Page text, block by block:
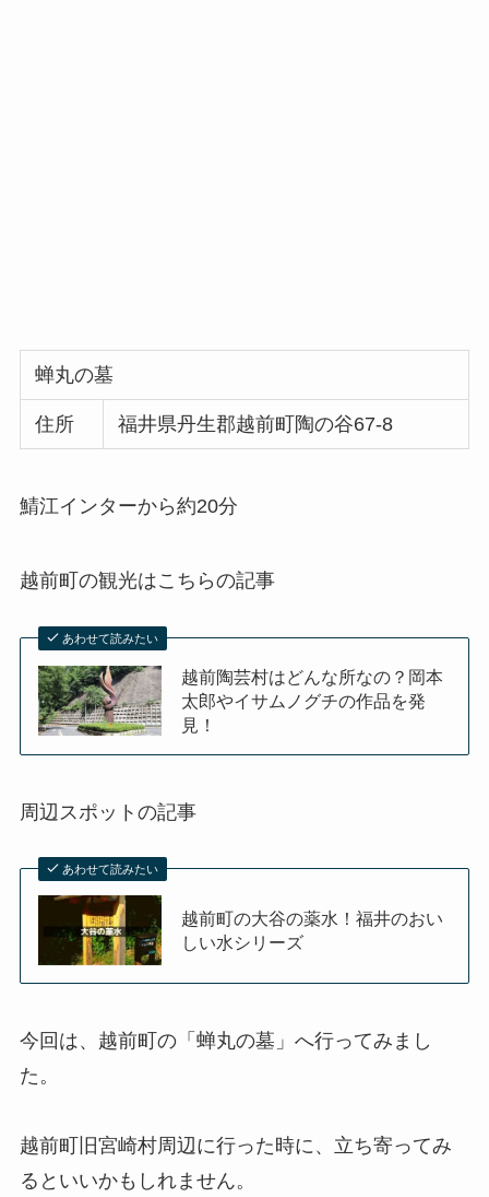
蝉丸の墓
住所 福井県丹生郡越前町陶の谷67-8
鯖江インターから約20分
越前町の観光はこちらの記事
あわせて読みたい
越前陶芸村はどんな所なの？岡本
太郎やイサムノグチの作品を発
見！
周辺スポットの記事
あわせて読みたい
越前町の大谷の薬水！福井のおい
しい水シリーズ
今回は、越前町の「蝉丸の墓」へ行ってみまし
た。
越前町旧宮崎村周辺に行った時に、立ち寄ってみ
るといいかもしれません。